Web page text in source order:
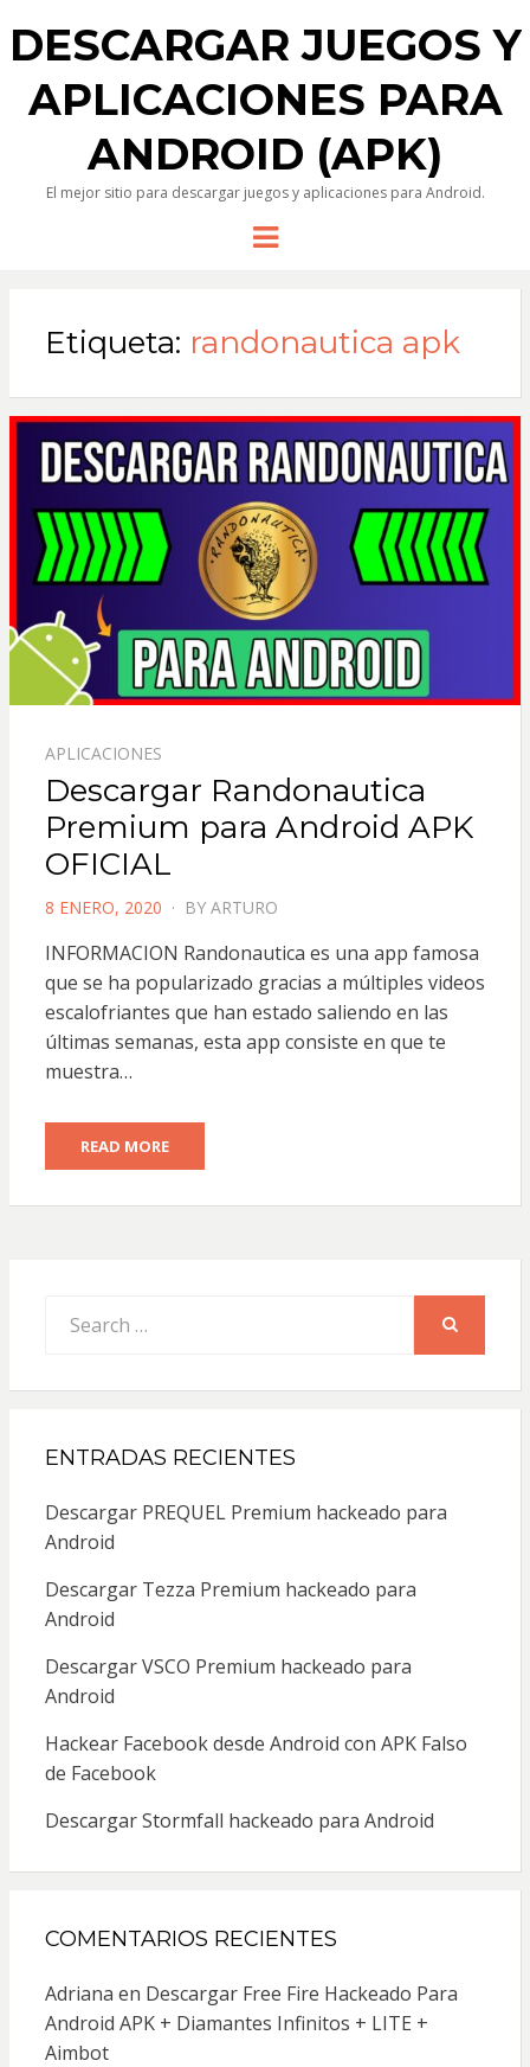
DESCARGAR JUEGOS Y
APLICACIONES PARA
ANDROID (APK)
El mejor sitio para descargar juegos y aplicaciones para Android.
Menu
Etiqueta: randonautica apk
APLICACIONES
Descargar Randonautica
Premium para Android APK
OFICIAL
POSTED
8 ENERO, 2020 BY ARTURO
INFORMACION Randonautica es una app famosa
que se ha popularizado gracias a múltiples videos
escalofriantes que han estado saliendo en las
últimas semanas, esta app consiste en que te
muestra…
READ MORE
for:
ENTRADAS RECIENTES
Descargar PREQUEL Premium hackeado para
Android
Descargar Tezza Premium hackeado para
Android
Descargar VSCO Premium hackeado para
Android
Hackear Facebook desde Android con APK Falso
de Facebook
Descargar Stormfall hackeado para Android
COMENTARIOS RECIENTES
Adriana en Descargar Free Fire Hackeado Para
Android APK + Diamantes Infinitos + LITE +
Aimbot